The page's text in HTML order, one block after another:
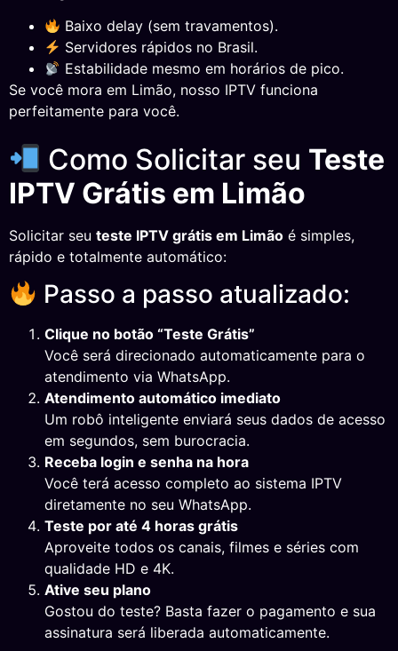
Baixo delay (sem travamentos).
Servidores rápidos no Brasil.
Estabilidade mesmo em horários de pico.
Se você mora em Limão, nosso IPTV funciona
perfeitamente para você.
Como Solicitar seu Teste
IPTV Grátis em Limão
Solicitar seu teste IPTV grátis em Limão é simples,
rápido e totalmente automático:
Passo a passo atualizado:
Clique no botão “Teste Grátis”
Você será direcionado automaticamente para o
atendimento via WhatsApp.
Atendimento automático imediato
Um robô inteligente enviará seus dados de acesso
em segundos, sem burocracia.
Receba login e senha na hora
Você terá acesso completo ao sistema IPTV
diretamente no seu WhatsApp.
Teste por até 4 horas grátis
Aproveite todos os canais, filmes e séries com
qualidade HD e 4K.
Ative seu plano
Gostou do teste? Basta fazer o pagamento e sua
assinatura será liberada automaticamente.